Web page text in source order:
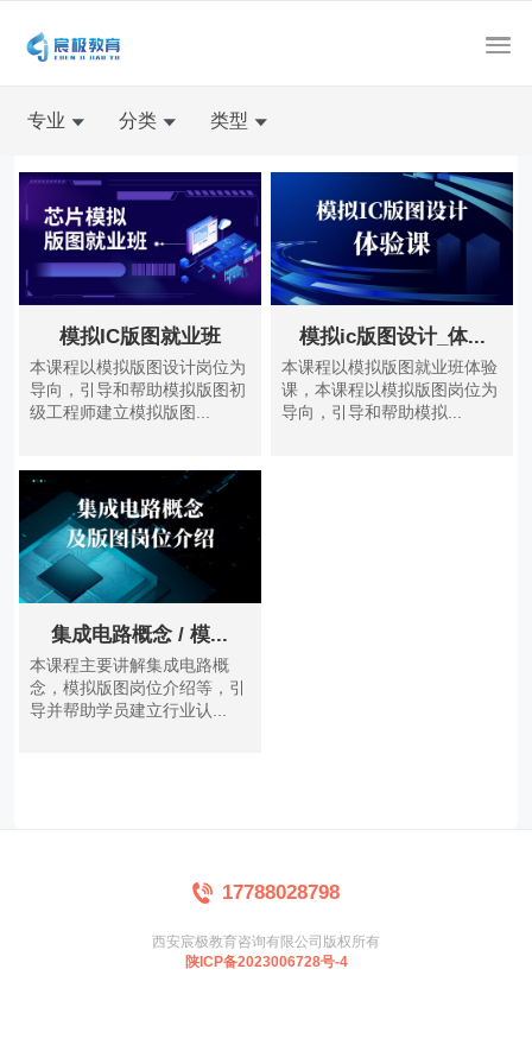
专业 分类 类型
模拟IC版图就业班
本课程以模拟版图设计岗位为
导向，引导和帮助模拟版图初
级工程师建立模拟版图...
模拟ic版图设计_体...
本课程以模拟版图就业班体验
课，本课程以模拟版图岗位为
导向，引导和帮助模拟...
集成电路概念 / 模...
本课程主要讲解集成电路概
念，模拟版图岗位介绍等，引
导并帮助学员建立行业认...
17788028798
西安宸极教育咨询有限公司版权所有
陕ICP备2023006728号-4